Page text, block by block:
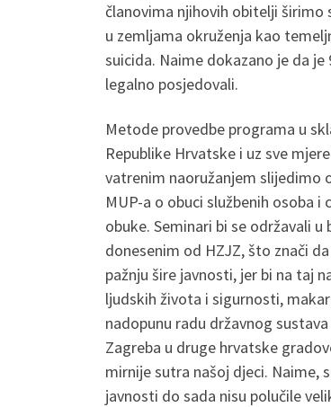
članovima njihovih obitelji širimo
u zemljama okruženja kao
suicida. Naime dokazano je da
legalno posjedovali.
Metode provedbe programa u
Republike Hrvatske i uz sve
vatrenim naoružanjem slijedimo
MUP-a o obuci službenih osoba
obuke. Seminari bi se održavali
donesenim od HZJZ, što znači
pažnju šire javnosti, jer bi na taj
ljudskih života i sigurnosti,
nadopunu radu državnog
Zagreba u druge hrvatske
mirnije sutra našoj djeci. Naime,
javnosti do sada nisu polučile